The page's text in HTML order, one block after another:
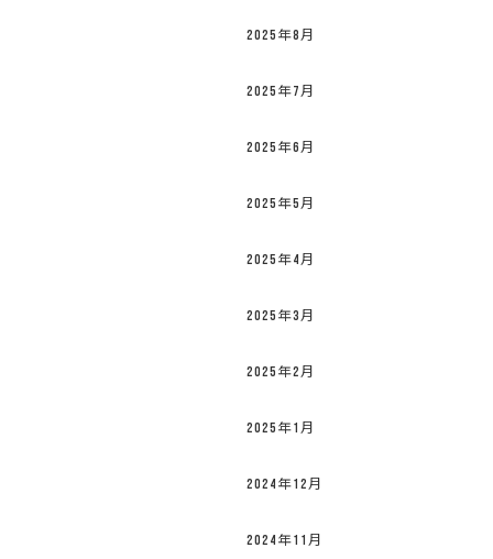
2025年8月
2025年7月
2025年6月
2025年5月
2025年4月
2025年3月
2025年2月
2025年1月
2024年12月
2024年11月